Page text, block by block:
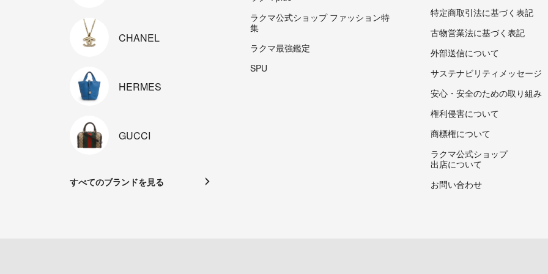
CHANEL
HERMES
GUCCI
すべてのブランドを見る
ラクマ公式ショップ ファッション特
集
ラクマ最強鑑定
SPU
特定商取引法に基づく表記
古物営業法に基づく表記
外部送信について
サステナビリティメッセージ
安心・安全のための取り組み
権利侵害について
商標権について
ラクマ公式ショップ
出店について
お問い合わせ